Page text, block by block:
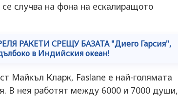
случва на фона на ескалиращото
РАКЕТИ СРЕЩУ БАЗАТА "Диего Гарсия",
в Индийския океан!
Майкъл Кларк, Faslane е най-голямата
В нея работят между 6000 и 7000 души,